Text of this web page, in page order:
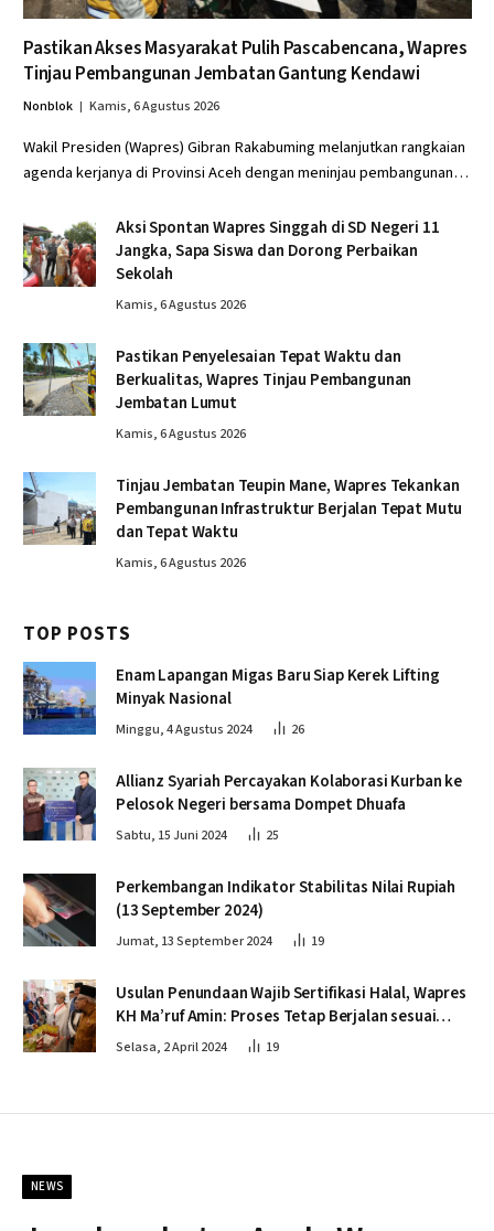
Pastikan Akses Masyarakat Pulih Pascabencana, Wapres
Tinjau Pembangunan Jembatan Gantung Kendawi
Nonblok Kamis, 6 Agustus 2026
Wakil Presiden (Wapres) Gibran Rakabuming melanjutkan rangkaian
agenda kerjanya di Provinsi Aceh dengan meninjau pembangunan…
Aksi Spontan Wapres Singgah di SD Negeri 11
Jangka, Sapa Siswa dan Dorong Perbaikan
Sekolah
Kamis, 6 Agustus 2026
Pastikan Penyelesaian Tepat Waktu dan
Berkualitas, Wapres Tinjau Pembangunan
Jembatan Lumut
Kamis, 6 Agustus 2026
Tinjau Jembatan Teupin Mane, Wapres Tekankan
Pembangunan Infrastruktur Berjalan Tepat Mutu
dan Tepat Waktu
Kamis, 6 Agustus 2026
TOP POSTS
Enam Lapangan Migas Baru Siap Kerek Lifting
Minyak Nasional
Minggu, 4 Agustus 2024 26
Allianz Syariah Percayakan Kolaborasi Kurban ke
Pelosok Negeri bersama Dompet Dhuafa
Sabtu, 15 Juni 2024 25
Perkembangan Indikator Stabilitas Nilai Rupiah
(13 September 2024)
Jumat, 13 September 2024 19
Usulan Penundaan Wajib Sertifikasi Halal, Wapres
KH Ma’ruf Amin: Proses Tetap Berjalan sesuai
Penahapan
Selasa, 2 April 2024 19
NEWS